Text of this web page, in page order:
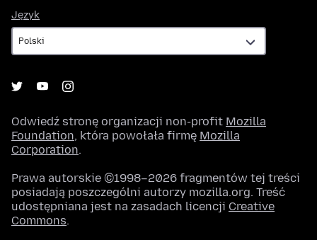
Język
Odwiedź stronę organizacji non-profit Mozilla
Foundation, która powołała firmę Mozilla
Corporation.
Prawa autorskie ©1998–2026 fragmentów tej treści
posiadają poszczególni autorzy mozilla.org. Treść
udostępniana jest na zasadach licencji Creative
Commons.